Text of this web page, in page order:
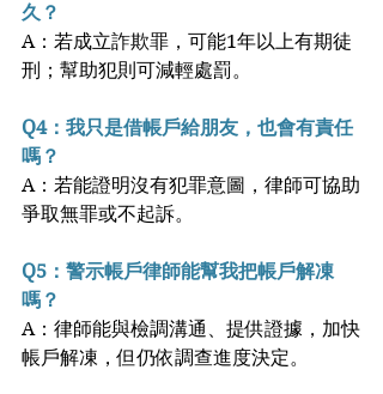
久？
A：若成立詐欺罪，可能1年以上有期徒
刑；幫助犯則可減輕處罰。
Q4：我只是借帳戶給朋友，也會有責任
嗎？
A：若能證明沒有犯罪意圖，律師可協助
爭取無罪或不起訴。
Q5：警示帳戶律師能幫我把帳戶解凍
嗎？
A：律師能與檢調溝通、提供證據，加快
帳戶解凍，但仍依調查進度決定。